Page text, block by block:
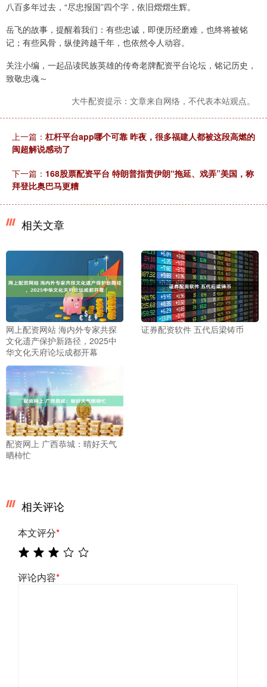
八百多年过去，“尽忠报国”四个字，依旧熠熠生辉。
岳飞的故事，提醒着我们：有些忠诚，即便历经磨难，也终将被铭
记；有些风骨，纵使跨越千年，也依然令人动容。
关注小编，一起品读民族英雄的传奇老牌配资平台论坛，铭记历史，
致敬忠魂～
大牛配资提示：文章来自网络，不代表本站观点。
上一篇： 杠杆平台app哪个可靠 昨夜，很多福建人都被这段高燃的
闽超解说感动了
下一篇： 168股票配资平台 特朗普指责伊朗“拖延、戏弄”美国，称
拜登比奥巴马更糟
相关文章
网上配资网站 海内外专家共探
文化遗产保护新路径，2025中
华文化天府论坛成都开幕
证券配资软件 五代后梁铸币
配资网上 广西恭城：晴好天气
晒柿忙
相关评论
本文评分*
评论内容*